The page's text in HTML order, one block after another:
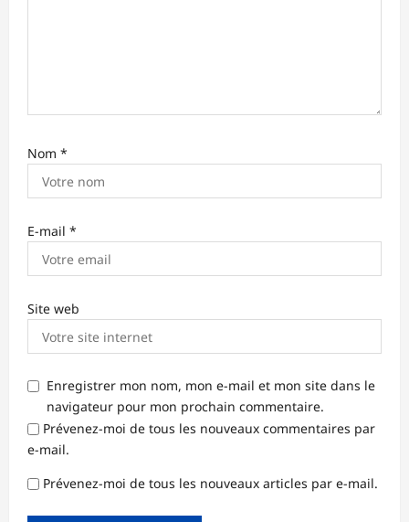
Nom *
E-mail *
Site web
Enregistrer mon nom, mon e-mail et mon site dans le
navigateur pour mon prochain commentaire.
Prévenez-moi de tous les nouveaux commentaires par
e-mail.
Prévenez-moi de tous les nouveaux articles par e-mail.